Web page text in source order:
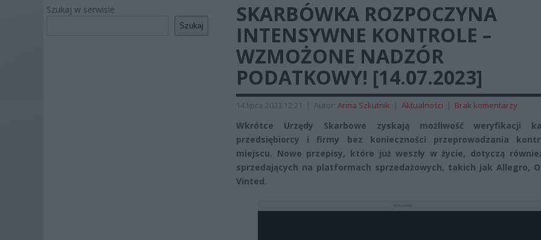
Szukaj w serwisie
Szukaj
SKARBÓWKA ROZPOCZYNA
INTENSYWNE KONTROLE –
WZMOŻONE NADZÓR
PODATKOWY! [14.07.2023]
14 lipca 2023 12:21 | Autor: Anna Szkutnik | Aktualności | Brak komentarzy
Wkrótce Urzędy Skarbowe zyskają możliwość weryfikacji
przedsiębiorcy i firmy bez konieczności przeprowadzania
miejscu. Nowe przepisy, które już weszły w życie, dotyczą
sprzedających na platformach sprzedażowych, takich jak Allegro,
Vinted.